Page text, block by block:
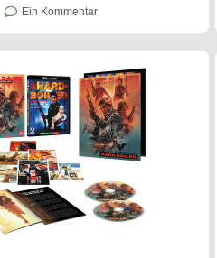
Ein Kommentar